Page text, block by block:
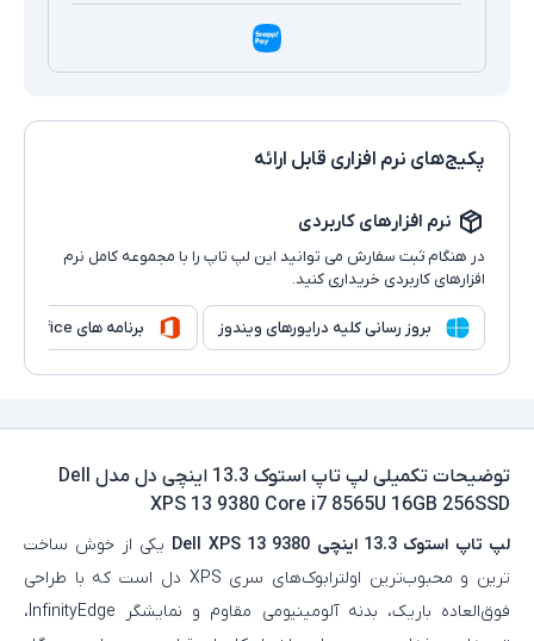
پکیج‌های نرم افزاری قابل ارائه
نرم افزارهای کاربردی
در هنگام ثبت سفارش می توانید این لپ تاپ را با مجموعه کامل نرم
افزارهای کاربردی خریداری کنید.
بروز رسانی کلیه درایورهای ویندوز برنامه های Microsoft Office
توضیحات تکمیلی
لپ تاپ استوک 13.3 اینچی دل مدل Dell
XPS 13 9380 Core i7 8565U 16GB 256SSD
لپ تاپ استوک 13.3 اینچی Dell XPS 13 9380
یکی از خوش‌ ساخت‌
ترین و محبوب‌ترین اولترابوک‌های سری XPS دل است که با طراحی
فوق‌العاده باریک، بدنه آلومینیومی مقاوم و نمایشگر InfinityEdge،